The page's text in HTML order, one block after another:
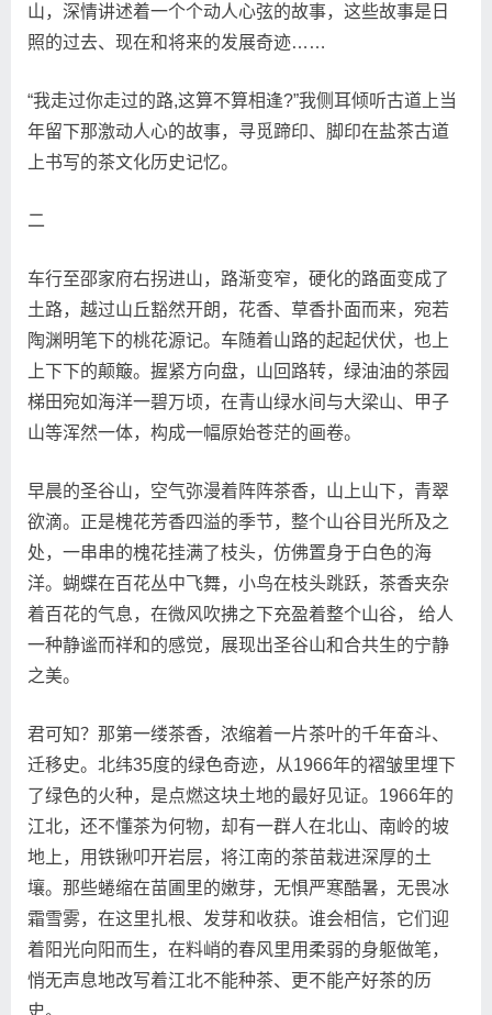
山，深情讲述着一个个动人心弦的故事，这些故事是日
照的过去、现在和将来的发展奇迹……
“我走过你走过的路,这算不算相逢?”我侧耳倾听古道上当
年留下那激动人心的故事，寻觅蹄印、脚印在盐茶古道
上书写的茶文化历史记忆。
二
车行至邵家府右拐进山，路渐变窄，硬化的路面变成了
土路，越过山丘豁然开朗，花香、草香扑面而来，宛若
陶渊明笔下的桃花源记。车随着山路的起起伏伏，也上
上下下的颠簸。握紧方向盘，山回路转，绿油油的茶园
梯田宛如海洋一碧万顷，在青山绿水间与大梁山、甲子
山等浑然一体，构成一幅原始苍茫的画卷。
早晨的圣谷山，空气弥漫着阵阵茶香，山上山下，青翠
欲滴。正是槐花芳香四溢的季节，整个山谷目光所及之
处，一串串的槐花挂满了枝头，仿佛置身于白色的海
洋。蝴蝶在百花丛中飞舞，小鸟在枝头跳跃，茶香夹杂
着百花的气息，在微风吹拂之下充盈着整个山谷， 给人
一种静谧而祥和的感觉，展现出圣谷山和合共生的宁静
之美。
君可知？那第一缕茶香，浓缩着一片茶叶的千年奋斗、
迁移史。北纬35度的绿色奇迹，从1966年的褶皱里埋下
了绿色的火种，是点燃这块土地的最好见证。1966年的
江北，还不懂茶为何物，却有一群人在北山、南岭的坡
地上，用铁锹叩开岩层，将江南的茶苗栽进深厚的土
壤。那些蜷缩在苗圃里的嫩芽，无惧严寒酷暑，无畏冰
霜雪雾，在这里扎根、发芽和收获。谁会相信，它们迎
着阳光向阳而生，在料峭的春风里用柔弱的身躯做笔，
悄无声息地改写着江北不能种茶、更不能产好茶的历
史。